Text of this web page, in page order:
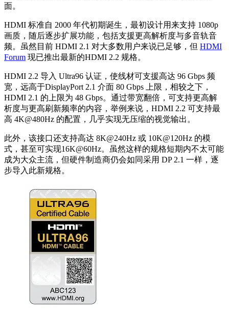
面。
HDMI 标准自 2000 年代初期诞生，最初设计用来支持 1080p
画质，随后逐步扩展功能，包括支援更高解析度与多音轨音
频。虽然目前 HDMI 2.1 对大多数用户来说已足够，但 HDMI
Forum 现已推出最新的HDMI 2.2 规格。
HDMI 2.2 导入 Ultra96 认证，使线材可支援高达 96 Gbps 频
宽，远高于DisplayPort 2.1 介面 80 Gbps 上限，相较之下，
HDMI 2.1 的上限为 48 Gbps。通过带宽翻倍，可支持更高解
析度与更高刷新频率的内容，举例来说，HDMI 2.2 可支持最
高 4K@480Hz 的配置，几乎实现无压缩的视觉输出。
此外，该接口还支持高达 8K@240Hz 或 10K@120Hz 的模
式，甚至可实现16K@60Hz。虽然这样的规格短期内不太可能
成为大众主流，但硬件制造商仍会如同采用 DP 2.1 一样，逐
步导入此新规格。